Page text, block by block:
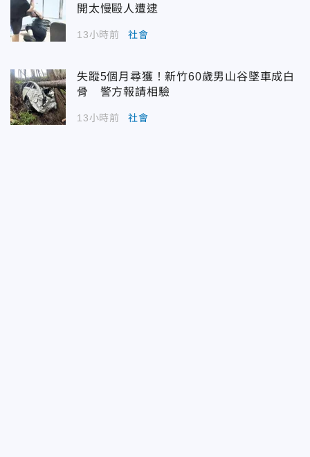
開太慢毆人遭逮
13小時前 社會
失蹤5個月尋獲！新竹60歲男山谷墜車成白
骨 警方報請相驗
13小時前 社會